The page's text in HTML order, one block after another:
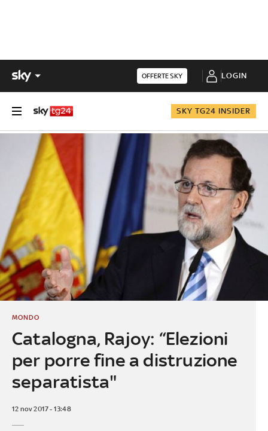
OFFERTE SKY LOGIN
SKY TG24 INSIDER
Catalogna, Rajoy: “Elezioni
per porre fine a distruzione
separatista"
MONDO
12 nov 2017 - 13:48